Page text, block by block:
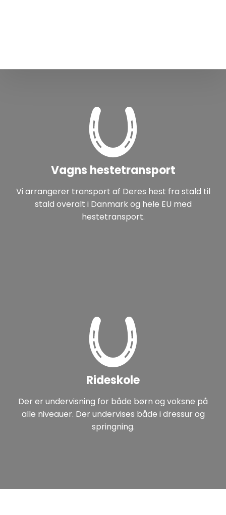
Vagns hestetransport
Vi arrangerer transport af Deres hest fra stald til
stald overalt i Danmark og hele EU med
hestetransport.​
Rideskole
Der er undervisning for både børn og voksne på
alle niveauer. Der undervises både i dressur og
springning.​